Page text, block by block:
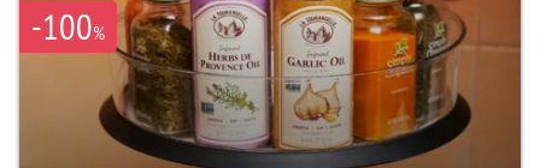
-100%